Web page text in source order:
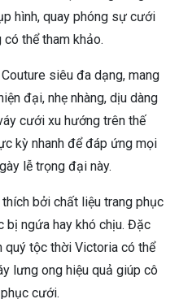
hình, quay phóng sự cưới
thể tham khảo.
siêu đa dạng, mang
đại, nhẹ nhàng, dịu dàng
cưới xu hướng trên thế
kỳ nhanh để đáp ứng mọi
lễ trọng đại này.
bởi chất liệu trang phục
bị ngứa hay khó chịu. Đặc
quý tộc thời Victoria có thể
lưng ong hiệu quả giúp cô
cưới.